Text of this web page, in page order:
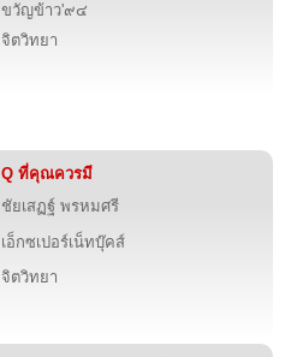
ขวัญข้าว'๙๔
จิตวิทยา
Q ที่คุณควรมี
ชัยเสฏฐ์ พรหมศรี
เอ็กซเปอร์เน็ทบุ๊คส์
จิตวิทยา